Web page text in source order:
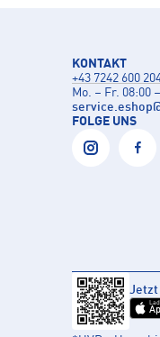
KONTAKT
+43 7242 600
Mo. – Fr. 08:00
service.eshop
FOLGE UNS
Jetzt